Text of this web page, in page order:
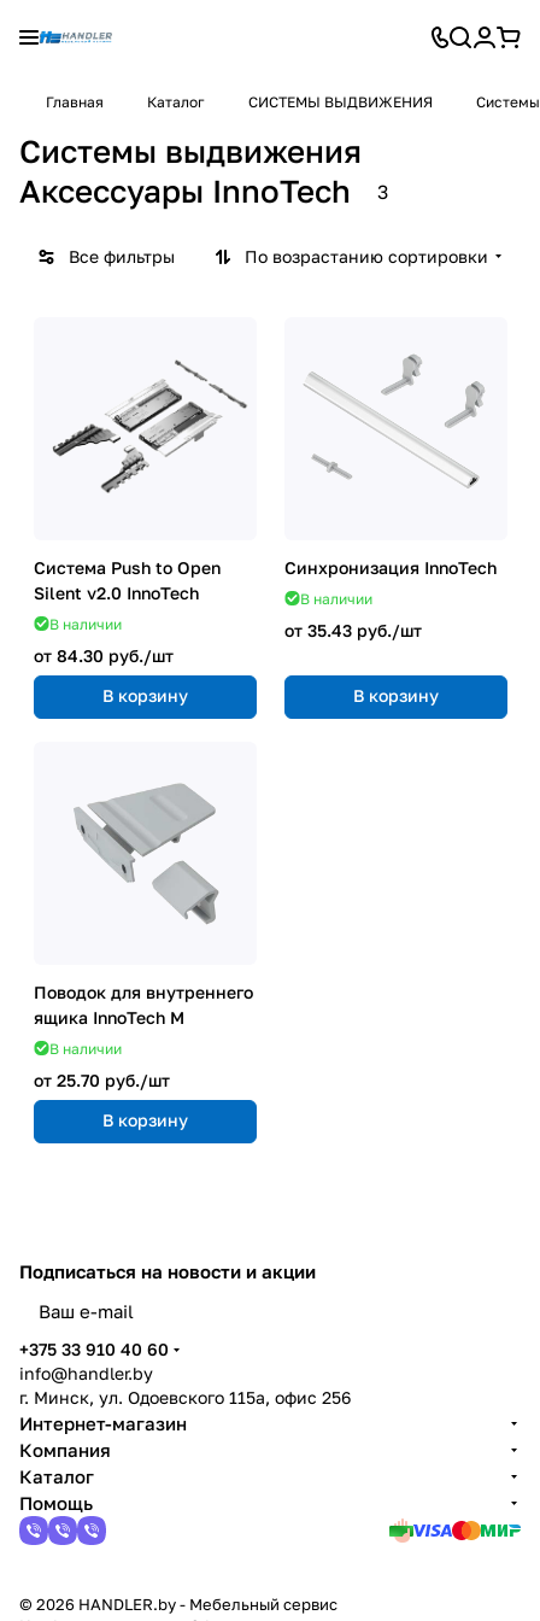
Главная Каталог СИСТЕМЫ ВЫДВИЖЕНИЯ
Системы выдвижения
Аксессуары InnoTech
3
Все фильтры По возрастанию сортировки
Система Push to Open
Silent v2.0 InnoTech
В наличии
от 84.30 руб./шт
В корзину
Синхронизация InnoTech
В наличии
от 35.43 руб./шт
В корзину
Поводок для внутреннего
ящика InnoTech M
В наличии
от 25.70 руб./шт
В корзину
Подписаться на новости и акции
+375 33 910 40 60
info@handler.by
г. Минск, ул. Одоевского 115а, офис 256
Интернет-магазин
Компания
Каталог
Помощь
© 2026 HANDLER.by - Мебельный сервис